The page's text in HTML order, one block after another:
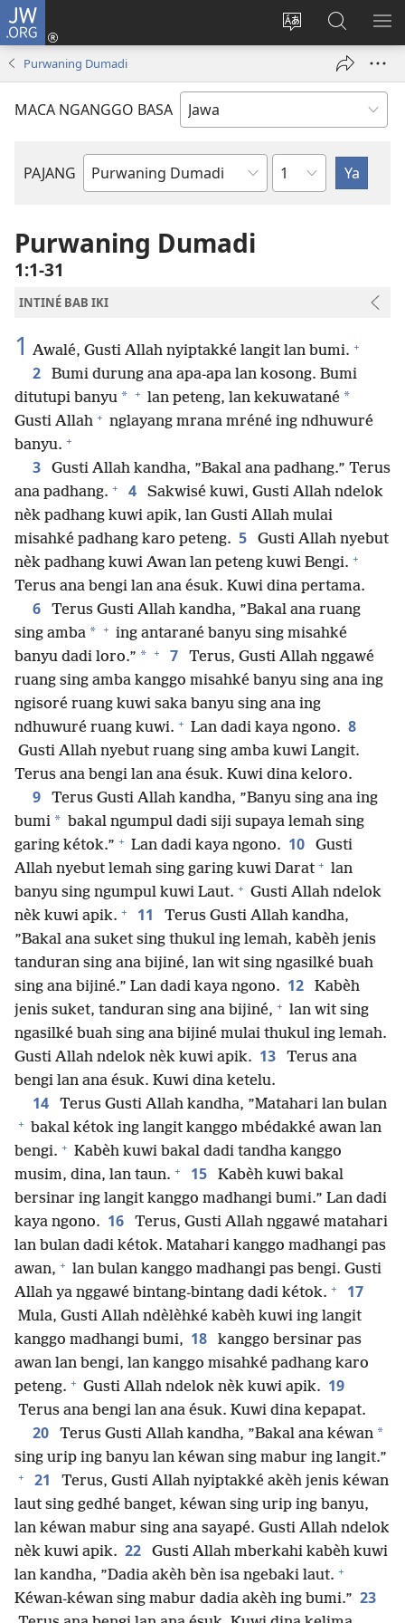
JW.ORG
Ganti
Mlebu
(opens
Golèk
JW.ORG
Purwaning Dumadi
MACA NGANGGO BASA
PAJANG
Buku
Bab
Purwaning Dumadi
1:1-31
INTINÉ BAB IKI
1 Awalé, Gusti Allah nyiptakké langit lan bumi. +
2
Bumi durung ana apa-apa lan kosong. Bumi
ditutupi banyu * + lan peteng, lan kekuwatané *
Gusti Allah + nglayang mrana mréné ing ndhuwuré
banyu. +
3
Gusti Allah kandha, ”Bakal ana padhang.” Terus
ana padhang. + 4
Sakwisé kuwi, Gusti Allah ndelok
nèk padhang kuwi apik, lan Gusti Allah mulai
misahké padhang karo peteng. 5
Gusti Allah nyebut
nèk padhang kuwi Awan lan peteng kuwi Bengi. +
Terus ana bengi lan ana ésuk. Kuwi dina pertama.
6
Terus Gusti Allah kandha, ”Bakal ana ruang
sing amba * + ing antarané banyu sing misahké
banyu dadi loro.” * + 7
Terus, Gusti Allah nggawé
ruang sing amba kanggo misahké banyu sing ana ing
ngisoré ruang kuwi saka banyu sing ana ing
ndhuwuré ruang kuwi. + Lan dadi kaya ngono. 8
Gusti Allah nyebut ruang sing amba kuwi Langit.
Terus ana bengi lan ana ésuk. Kuwi dina keloro.
9
Terus Gusti Allah kandha, ”Banyu sing ana ing
bumi * bakal ngumpul dadi siji supaya lemah sing
garing kétok.” + Lan dadi kaya ngono. 10
Gusti
Allah nyebut lemah sing garing kuwi Darat + lan
banyu sing ngumpul kuwi Laut. + Gusti Allah ndelok
nèk kuwi apik. + 11
Terus Gusti Allah kandha,
”Bakal ana suket sing thukul ing lemah, kabèh jenis
tanduran sing ana bijiné, lan wit sing ngasilké buah
sing ana bijiné.” Lan dadi kaya ngono. 12
Kabèh
jenis suket, tanduran sing ana bijiné, + lan wit sing
ngasilké buah sing ana bijiné mulai thukul ing lemah.
Gusti Allah ndelok nèk kuwi apik. 13
Terus ana
bengi lan ana ésuk. Kuwi dina ketelu.
14 Terus Gusti Allah kandha, ”Matahari lan bulan
+ bakal kétok ing langit kanggo mbédakké awan lan
bengi. + Kabèh kuwi bakal dadi tandha kanggo
musim, dina, lan taun. + 15
Kabèh kuwi bakal
bersinar ing langit kanggo madhangi bumi.” Lan dadi
kaya ngono. 16
Terus, Gusti Allah nggawé matahari
lan bulan dadi kétok. Matahari kanggo madhangi pas
awan, + lan bulan kanggo madhangi pas bengi. Gusti
Allah ya nggawé bintang-bintang dadi kétok. + 17
Mula, Gusti Allah ndèlèhké kabèh kuwi ing langit
kanggo madhangi bumi, 18
kanggo bersinar pas
awan lan bengi, lan kanggo misahké padhang karo
peteng. + Gusti Allah ndelok nèk kuwi apik. 19
Terus ana bengi lan ana ésuk. Kuwi dina kepapat.
20 Terus Gusti Allah kandha, ”Bakal ana kéwan *
sing urip ing banyu lan kéwan sing mabur ing langit.”
+ 21
Terus, Gusti Allah nyiptakké akèh jenis kéwan
laut sing gedhé banget, kéwan sing urip ing banyu,
lan kéwan mabur sing ana sayapé. Gusti Allah ndelok
nèk kuwi apik. 22
Gusti Allah mberkahi kabèh kuwi
lan kandha, ”Dadia akèh bèn isa ngebaki laut. +
Kéwan-kéwan sing mabur dadia akèh ing bumi.” 23